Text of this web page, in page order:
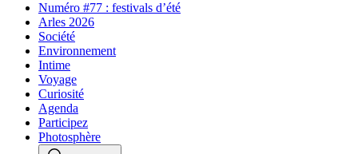
Numéro #77 : festivals d’été
Arles 2026
Société
Environnement
Intime
Voyage
Curiosité
Agenda
Participez
Photosphère